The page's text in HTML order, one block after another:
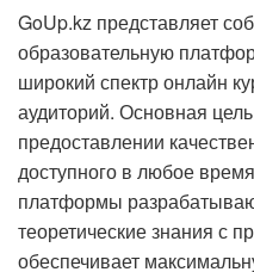
GoUp.kz представляет
образовательную
широкий спектр онлайн
аудиторий. Основная
предоставлении
доступного в любое
платформы
теоретические знания с
обеспечивает